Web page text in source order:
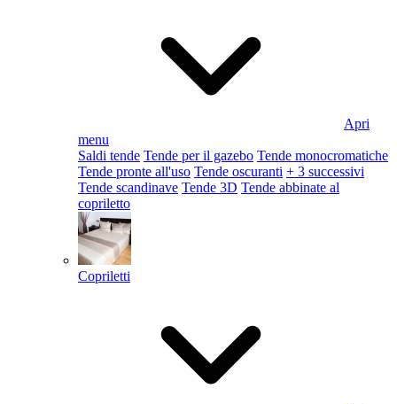
Apri
menu
Saldi tende Tende per il gazebo Tende monocromatiche
Tende pronte all'uso Tende oscuranti + 3 successivi
Tende scandinave Tende 3D Tende abbinate al
copriletto
Copriletti